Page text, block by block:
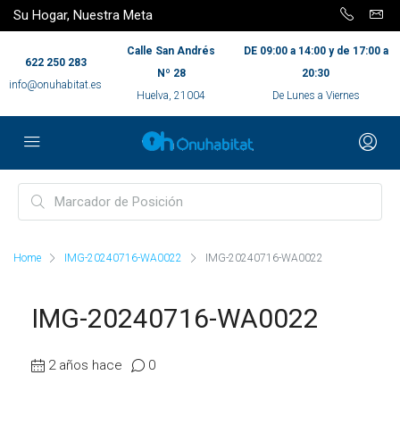
Su Hogar, Nuestra Meta
622 250 283
info@onuhabitat.es
Calle San Andrés
Nº 28
Huelva, 21004
DE 09:00 a 14:00 y de 17:00 a
20:30
De Lunes a Viernes
Home IMG-20240716-WA0022 IMG-20240716-WA0022
IMG-20240716-WA0022
2 años hace 0